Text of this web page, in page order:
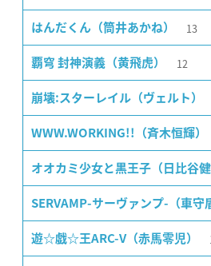
はんだくん（筒井あかね） 13
覇穹 封神演義（黄飛虎） 12
崩壊:スターレイル（ヴェルト）
WWW.WORKING!!（斉木恒輝）
オオカミ少女と黒王子（日比谷健
SERVAMP-サーヴァンプ-（車守
遊☆戯☆王ARC-V（赤馬零児）